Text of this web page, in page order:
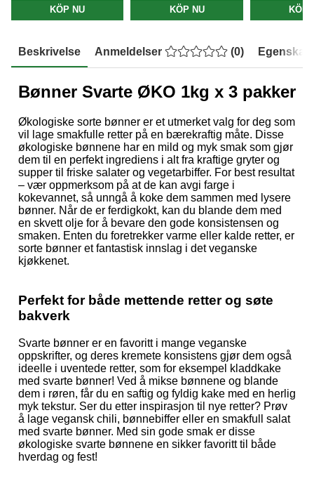
KÖP NU
KÖP NU
KÖP
Beskrivelse Anmeldelser (0)
Bønner Svarte ØKO 1kg x 3 pakker
Økologiske sorte bønner er et utmerket valg for deg som
vil lage smakfulle retter på en bærekraftig måte. Disse
økologiske bønnene har en mild og myk smak som gjør
dem til en perfekt ingrediens i alt fra kraftige gryter og
supper til friske salater og vegetarbiffer. For best resultat
– vær oppmerksom på at de kan avgi farge i
kokevannet, så unngå å koke dem sammen med lysere
bønner. Når de er ferdigkokt, kan du blande dem med
en skvett olje for å bevare den gode konsistensen og
smaken. Enten du foretrekker varme eller kalde retter, er
sorte bønner et fantastisk innslag i det veganske
kjøkkenet.
Perfekt for både mettende retter og søte
bakverk
Svarte bønner er en favoritt i mange veganske
oppskrifter, og deres kremete konsistens gjør dem også
ideelle i uventede retter, som for eksempel kladdkake
med svarte bønner! Ved å mikse bønnene og blande
dem i røren, får du en saftig og fyldig kake med en herlig
myk tekstur. Ser du etter inspirasjon til nye retter? Prøv
å lage vegansk chili, bønnebiffer eller en smakfull salat
med svarte bønner. Med sin gode smak er disse
økologiske svarte bønnene en sikker favoritt til både
hverdag og fest!